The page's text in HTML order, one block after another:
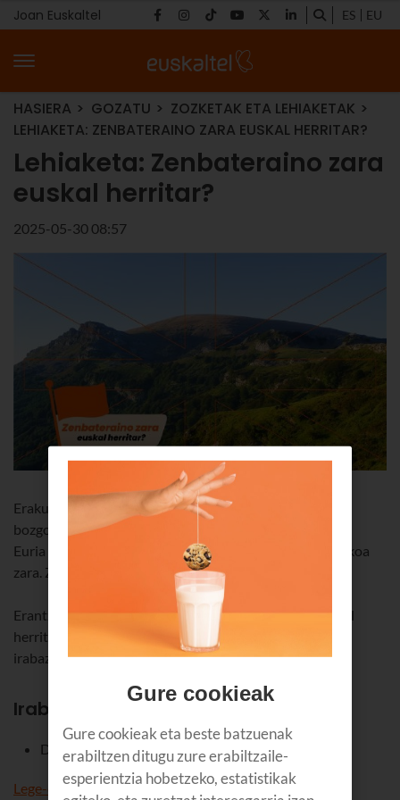
Joan Euskaltel ES EU
HASIERA GOZATU
ZOZKETAK ETA LEHIAKETAK
LEHIAKETA: ZENBATERAINO ZARA EUSKAL HERRITAR?
Lehiaketa: Zenbateraino zara
euskal herritar?
2025-05-30 08:57
Erakutsi zenbateraino zaren euskal herritar, eta irabazi
bozgorailu bat!
Euria egiten duenean aterkirik gabe irteten den horietakoa
zara. Zorteko zara orduan!
Erantzun ondorengo galderei zenbateraino zaren euskal
herritar erakusteko, eta Sony Ult Field 1 bozgorailu bat
irabazteko aukera izango duzu! Hartu parte!
Irabazlea:
David García
Lege-oinarriak
Gure cookieak
Gure cookieak eta beste batzuenak
erabiltzen ditugu zure erabiltzaile-
esperientzia hobetzeko, estatistikak